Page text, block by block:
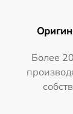
Более